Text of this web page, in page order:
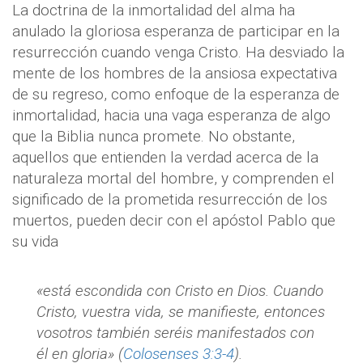
La doctrina de la inmortalidad del alma ha
anulado la gloriosa esperanza de participar en la
resurrección cuando venga Cristo. Ha desviado la
mente de los hombres de la ansiosa expectativa
de su regreso, como enfoque de la esperanza de
inmortalidad, hacia una vaga esperanza de algo
que la Biblia nunca promete. No obstante,
aquellos que entienden la verdad acerca de la
naturaleza mortal del hombre, y comprenden el
significado de la prometida resurrección de los
muertos, pueden decir con el apóstol Pablo que
su vida
«está escondida con Cristo en Dios. Cuando
Cristo, vuestra vida, se manifieste, entonces
vosotros también seréis manifestados con
él en gloria» (Colosenses 3:3-4).